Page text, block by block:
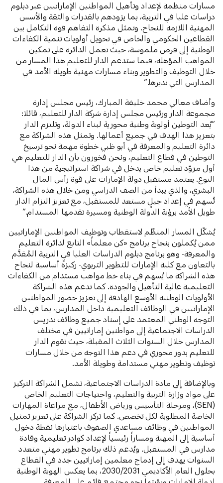
مسارات منظمة لإعداد وتأهيل المواطنين الإماراتيين عبر دبلوم
دراسات عليا في التربية، بما يزودهم بالقدرات والثقة والأسس
المهنية اللازمة للنجاح. وتمثل مذكرة التفاهم قوة التكامل بين
القطاعين الحكومي والخاص في تحويل أولويات تنمية الكفاءات
الوطنية إلى فرص ملموسة، حيث تعمل الدائرة على تمكين
المواهب المؤهلة، فيما ستدعم الدار للتعليم هذا المسار من
خلال التوظيف والتطوير وبناء مسارات مهنية طويلة الأمد في
المدارس التي تديرها.”
وأضاف معالي محمد خليفة المبارك، رئيس مجلس إدارة
مجموعة الدار ورئيس مجلس إدارة شركة الدار للتعليم، قائلا:
“يُعد التوطين أولوية وطنية محورية لبناء الدولة، وتلتزم الدار
بتعزيز هذا الهدف في جميع أعمالها. وتمثل هذه الشراكة مع
دائرة التعليم والمعرفة في أبو ظبي خطوة مهمة نحو ترسيخ
التوطين في قطاع التعليم، ونحن فخورون بأن الدار للتعليم هي
أول مزوّد تعليم خاص يدخل في شراكة استراتيجية من هذا
النوع. يعتمد مستقبل دولة الإمارات على قوة رأس المال
البشري، والذي يبدأ من الصف الدراسي ومن خلال هذه الشراكة،
نُسهم في إعداد جيلٍ مستعد للمستقبل، مع تعزيز التزام الدار
طويل الأمد برؤية الدولة الوطنية ومسيرة تقدمها المستدام.”
يُشكّل المسار المنظّم لاستقطاب وتوظيف المواطنين الإماراتيين
ممن يُكملون بنجاح برنامج «كن معلماً» التابع لدائرة التعليم
والمعرفة- وهو برنامج دبلوم الدراسات العليا في التربية المُقدَّم
بالتعاون مع كلية الإمارات للتطوير التربوي- ركيزةً أساسية لنجاح
هذه الشراكة ما يُسهم في بناء خط مواهب مستدام من الكفاءات
التعليمية عالية التأهيل والجودة. كما تدعم هذه الشراكة
الأولويات الوطنية الأوسع الهادفة إلى تعزيز حضور المواطنين
الإماراتيين في الوظائف التعليمية داخل المدارس، بما في ذلك
التوجه الوطني المعتمد على إسناد جميع وظائف تدريس
الدراسات الاجتماعية إلى مواطنين إماراتيين في مختلف
المدارس خلال السنوات الثلاث المقبلة، حيث تقوم الدار
للتعليم بدور محوري في دعم هذا التوجه من خلال مسارات
توظيف وتطوير مهني مستدامة وطويلة الأمد.
وبالإضافة إلى مادة الدراسات الاجتماعية، تشمل الشراكة التركيز
على مواد وزارة التربية والتعليم، واحتياجات التعليم الخاص
(SEN)، ومرحلة التأسيس ورياض الأطفال، مع مراعاة المهارات
الخاصة المطلوبة لكل تخصص. كما تركز الشراكة على تعزيز تمثيل
المواطنين في وظائف مساعدي الصفوف باعتبارها نقطة دخول
أساسية إلى المهنة ومساراً رئيسياً لإعداد كوادر تعليمية وقادة
مدارس في المستقبل. ويُدعم ذلك برنامج تطوير مهني متعدد
السنوات يهدف إلى إدماج معلمين إماراتيين جدد في القطاع
بحلول العام الأكاديمي 2030/2031، بما يعكس الهوية الوطنية